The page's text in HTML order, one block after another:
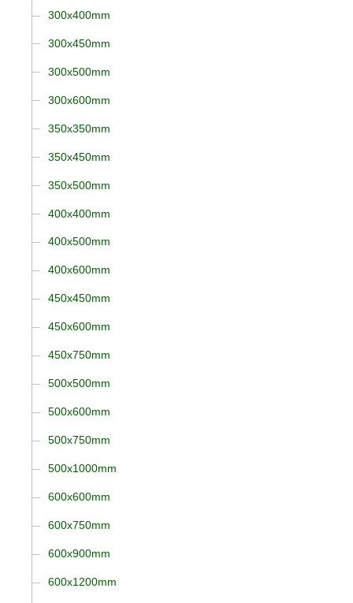
300x400mm
300x450mm
300x500mm
300x600mm
350x350mm
350x450mm
350x500mm
400x400mm
400x500mm
400x600mm
450x450mm
450x600mm
450x750mm
500x500mm
500x600mm
500x750mm
500x1000mm
600x600mm
600x750mm
600x900mm
600x1200mm